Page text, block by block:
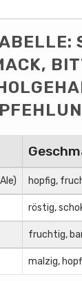
hopfig,
röstig,
fruchtig,
malzig,